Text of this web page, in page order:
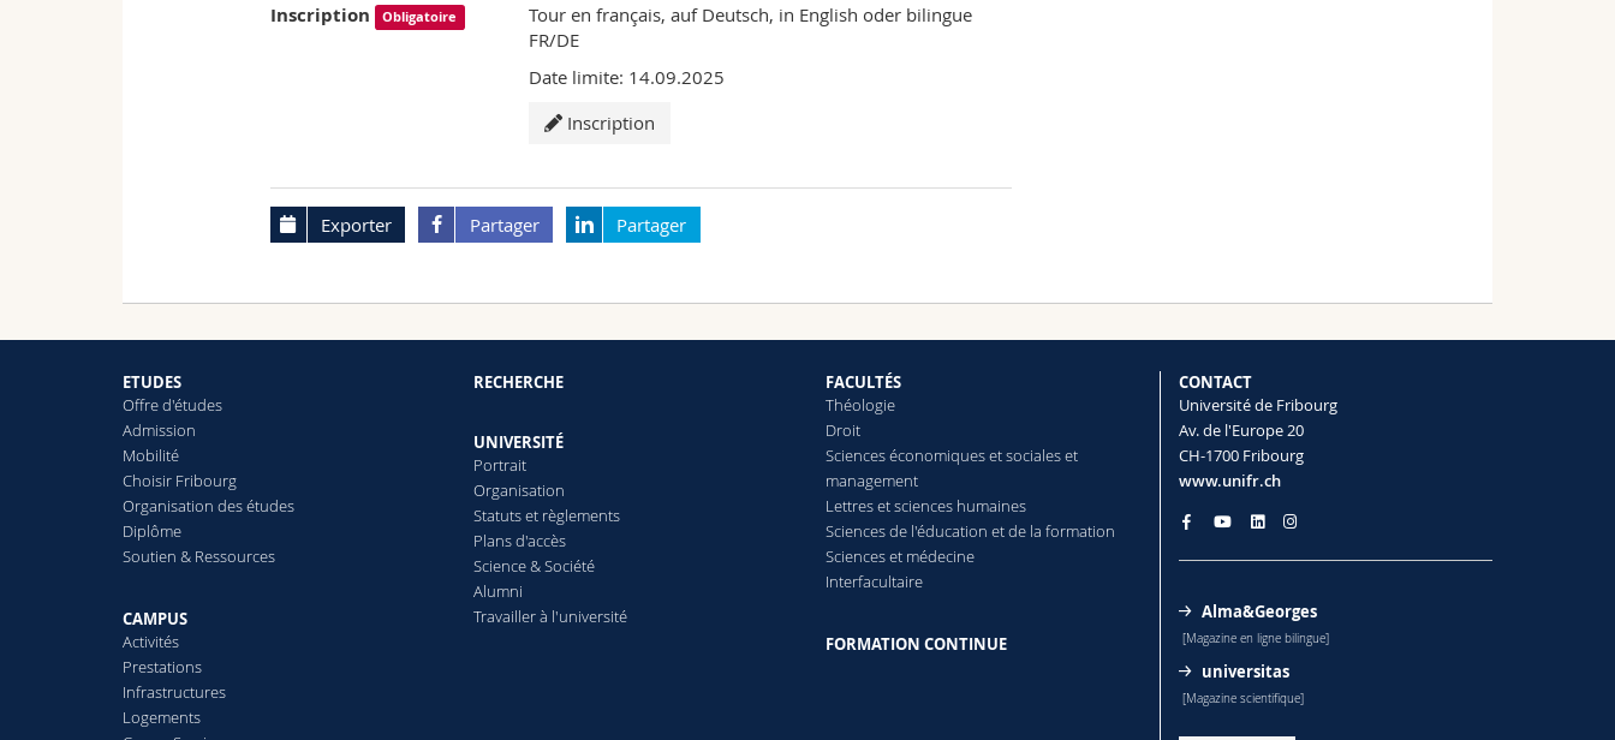
Inscription Obligatoire
Tour en français, auf Deutsch, in English oder bilingue
FR/DE
Date limite: 14.09.2025
Inscription
Exporter Partager Partager
ETUDES
Offre d'études
Admission
Mobilité
Choisir Fribourg
Organisation des études
Diplôme
Soutien & Ressources
CAMPUS
Activités
Prestations
Infrastructures
Logements
RECHERCHE
UNIVERSITÉ
Portrait
Organisation
Statuts et règlements
Plans d'accès
Science & Société
Alumni
Travailler à l'université
FACULTÉS
Théologie
Droit
Sciences économiques et sociales et
management
Lettreset sciences humaines
Sciences de l'éducation et de la formation
Sciences et médecine
Interfacultaire
FORMATION CONTINUE
CONTACT
Université de Fribourg
Av. de l'Europe 20
CH-1700 Fribourg
www.unifr.ch
Alma&Georges
[Magazine en ligne bilingue]
universitas
[Magazine scientifique]